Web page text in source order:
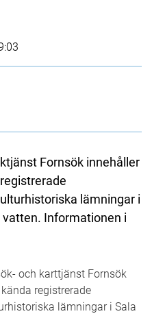
Fornsök innehåller
lämningar i
vatten. Informationen i
och karttjänst Fornsök
registrerade
lämningar i Sala